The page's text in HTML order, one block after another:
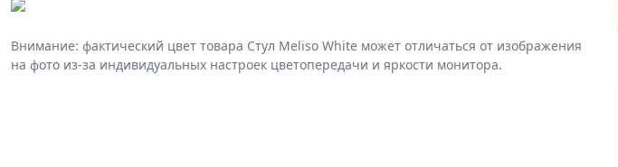
Внимание: фактический цвет товара Стул Meliso White может отличаться от изображения
на фото из-за индивидуальных настроек цветопередачи и яркости монитора.